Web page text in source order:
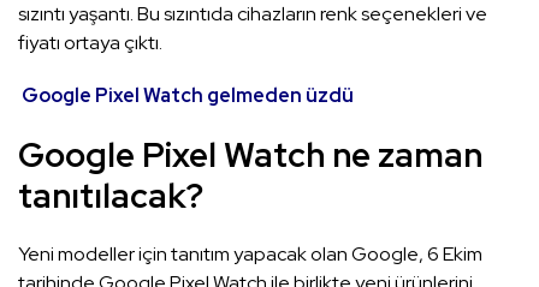
sızıntı yaşantı. Bu sızıntıda cihazların renk seçenekleri ve
fiyatı ortaya çıktı.
Google Pixel Watch gelmeden üzdü
Google Pixel Watch ne zaman
tanıtılacak?
Yeni modeller için tanıtım yapacak olan Google, 6 Ekim